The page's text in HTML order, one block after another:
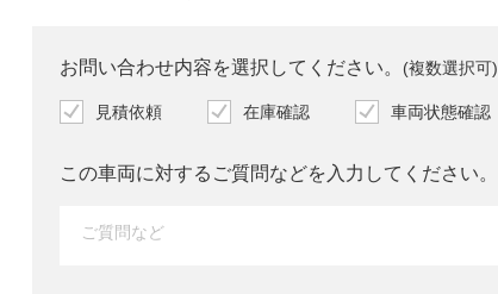
お問い合わせ内容を選択してください。 (複数選択可)
見積依頼 在庫確認 車両状態確認
この車両に対するご質問などを入力して ください。